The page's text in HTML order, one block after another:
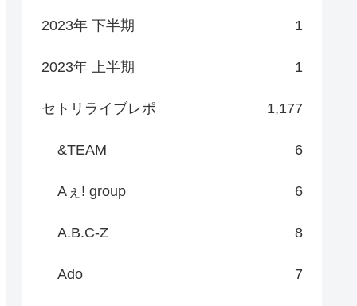
2023年 下半期 1
2023年 上半期 1
セトリライブレポ 1,177
&TEAM 6
Aぇ! group 6
A.B.C-Z 8
Ado 7